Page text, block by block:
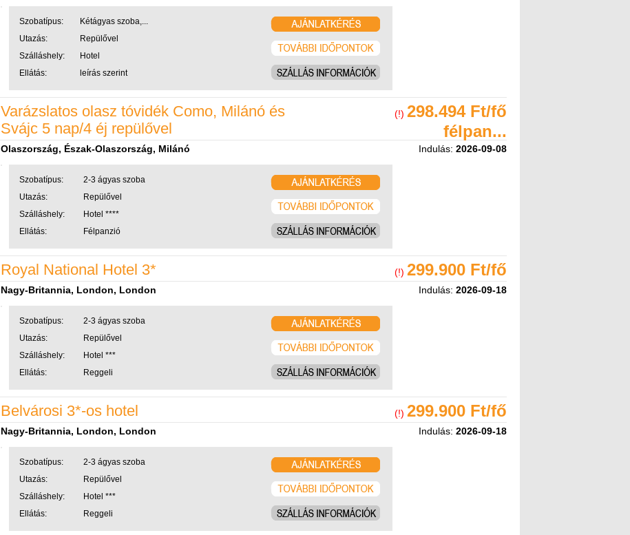
Szobatípus:
Kétágyas szoba,...
Utazás:
Repülővel
Szálláshely:
Hotel
Ellátás:
leírás szerint
Varázslatos olasz tóvidék Como, Milánó és
Svájc 5 nap/4 éj repülővel
(!) 298.494 Ft/fő
félpan...
Olaszország, Észak-Olaszország, Milánó Indulás: 2026-09-08
Szobatípus:
2-3 ágyas szoba
Utazás:
Repülővel
Szálláshely:
Hotel ****
Ellátás:
Félpanzió
Royal National Hotel 3* (!) 299.900 Ft/fő
Nagy-Britannia, London, London Indulás: 2026-09-18
Szobatípus:
2-3 ágyas szoba
Utazás:
Repülővel
Szálláshely:
Hotel ***
Ellátás:
Reggeli
Belvárosi 3*-os hotel (!) 299.900 Ft/fő
Nagy-Britannia, London, London Indulás: 2026-09-18
Szobatípus:
2-3 ágyas szoba
Utazás:
Repülővel
Szálláshely:
Hotel ***
Ellátás:
Reggeli